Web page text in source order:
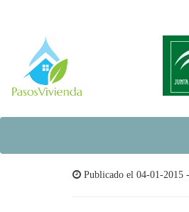
Publicado el 04-01-2015